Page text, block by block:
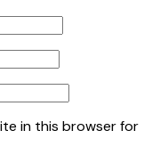
in this browser for